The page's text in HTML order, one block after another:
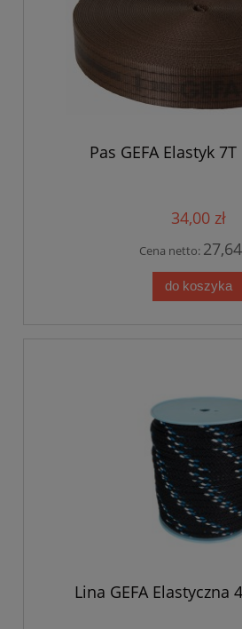
Pas GEFA Elastyk
34,00 zł
Cena netto:
do koszyka
Lina GEFA Elastyczna